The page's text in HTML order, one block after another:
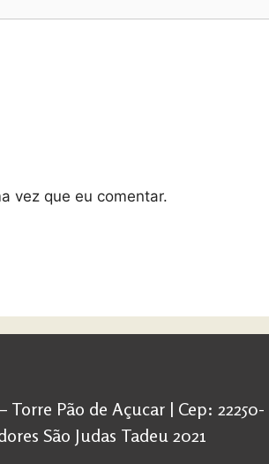
vez que eu comentar.
Torre Pão de Açucar | Cep: 22250-
São Judas Tadeu 2021